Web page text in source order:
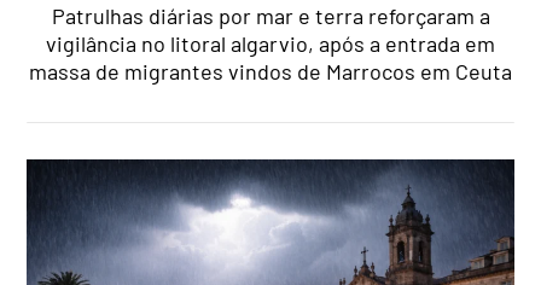
Patrulhas diárias por mar e terra reforçaram a
vigilância no litoral algarvio, após a entrada em
massa de migrantes vindos de Marrocos em Ceuta